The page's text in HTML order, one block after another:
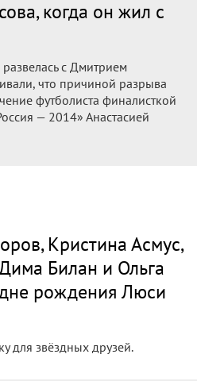
скандального развода
раскрыта: Анастасия
когда тот еще был связан
созналась, что
когда он
и уговорила его
с Дмитрием
что причиной разрыва
— 2014» Анастасией